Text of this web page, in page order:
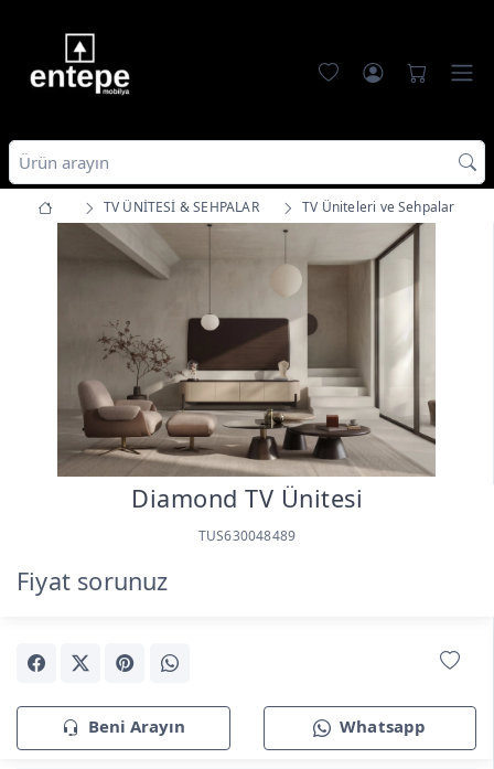
TV ÜNİTESİ & SEHPALAR TV Üniteleri ve Sehpalar
Diamond TV Ünitesi
TUS630048489
Fiyat sorunuz
Beni Arayın Whatsapp